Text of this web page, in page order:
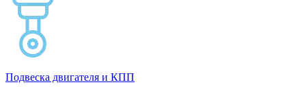
Подвеска двигателя и КПП